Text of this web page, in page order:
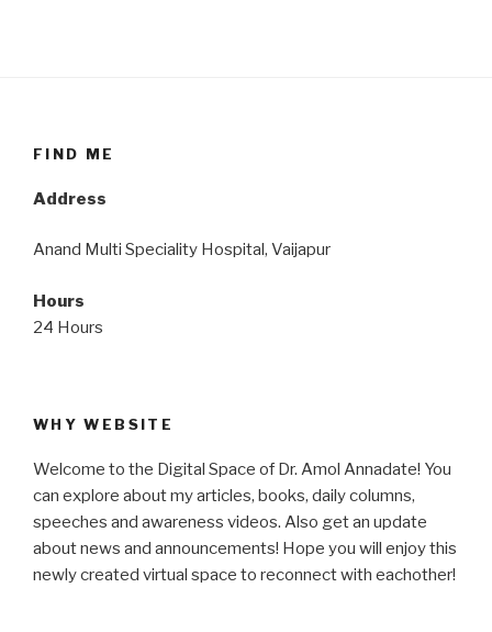
FIND ME
Address
Anand Multi Speciality Hospital, Vaijapur
Hours
24 Hours
WHY WEBSITE
Welcome to the Digital Space of Dr. Amol Annadate! You
can explore about my articles, books, daily columns,
speeches and awareness videos. Also get an update
about news and announcements! Hope you will enjoy this
newly created virtual space to reconnect with eachother!